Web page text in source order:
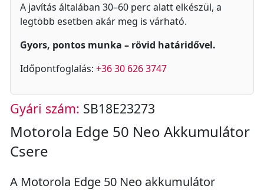
A javítás általában 30–60 perc alatt elkészül, a
legtöbb esetben akár meg is várható.
Gyors, pontos munka – rövid határidővel.
Időpontfoglalás: +36 30 626 3747
Gyári szám: SB18E23273
Motorola Edge 50 Neo Akkumulátor
Csere
A Motorola Edge 50 Neo akkumulátor